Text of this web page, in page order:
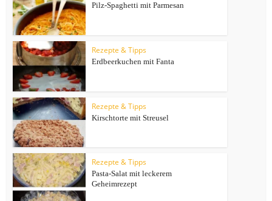
Pilz-Spaghetti mit Parmesan
Rezepte & Tipps
Erdbeerkuchen mit Fanta
Rezepte & Tipps
Kirschtorte mit Streusel
Rezepte & Tipps
Pasta-Salat mit leckerem
Geheimrezept